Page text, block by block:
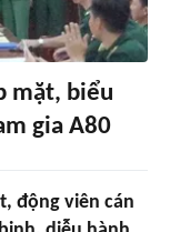
mặt, biểu
gia A80
động viên cán